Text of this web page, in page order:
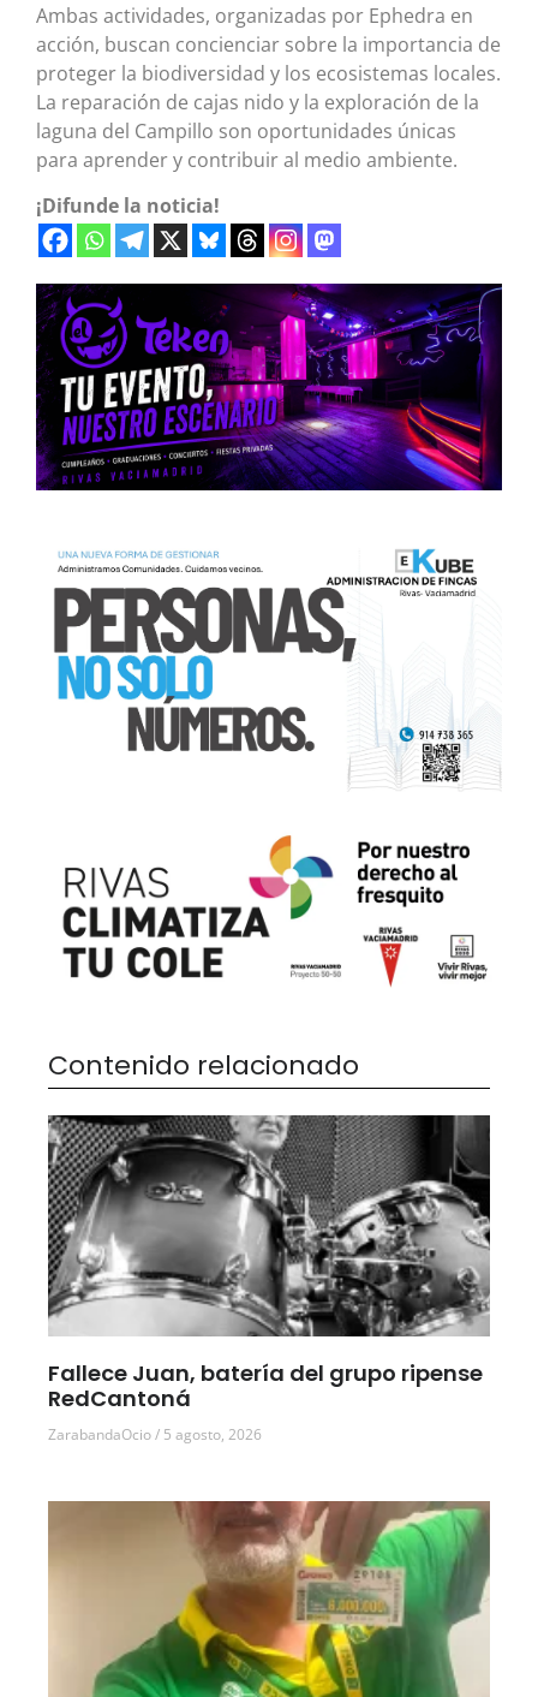
Ambas actividades, organizadas por Ephedra en
acción, buscan concienciar sobre la importancia de
proteger la biodiversidad y los ecosistemas locales.
La reparación de cajas nido y la exploración de la
laguna del Campillo son oportunidades únicas
para aprender y contribuir al medio ambiente.
¡Difunde la noticia!
Contenido relacionado
Fallece Juan, batería del grupo ripense
RedCantoná
ZarabandaOcio 5 agosto, 2026